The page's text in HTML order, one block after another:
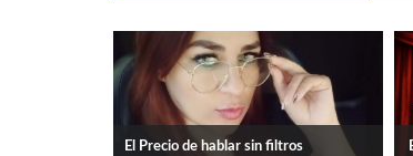
El Precio de hablar sin filtros